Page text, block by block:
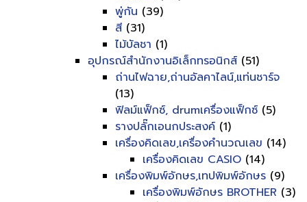
พู่กัน (39)
สี (31)
ไม้บัลชา (1)
อุปกรณ์สำนักงานอิเล็กทรอนิกส์ (51)
ถ่านไฟฉาย,ถ่านอัลคาไลน์,แท่นชาร์จ
(13)
ฟิลม์แฟ็กซ์, drumเครื่องแฟ็กซ์ (5)
รางปลั๊กเอนกประสงค์ (1)
เครื่องคิดเลข,เครื่องคำนวณเลข (14)
เครื่องคิดเลข CASIO (14)
เครื่องพิมพ์อักษร,เทปพิมพ์อักษร (9)
เครื่องพิมพ์อักษร BROTHER (3)